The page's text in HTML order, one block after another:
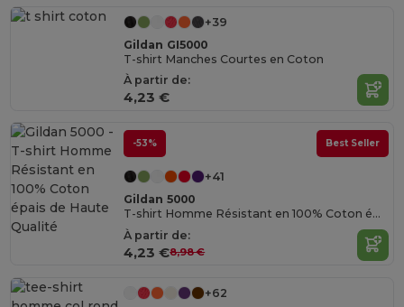
+39
Gildan GI5000
T-shirt Manches Courtes en Coton
À partir de:
4,23 €
-53% Best Seller
+41
Gildan 5000
T-shirt Homme Résistant en 100% Coton épais de Haute Qualité
À partir de:
4,23 €8,98 €
+62